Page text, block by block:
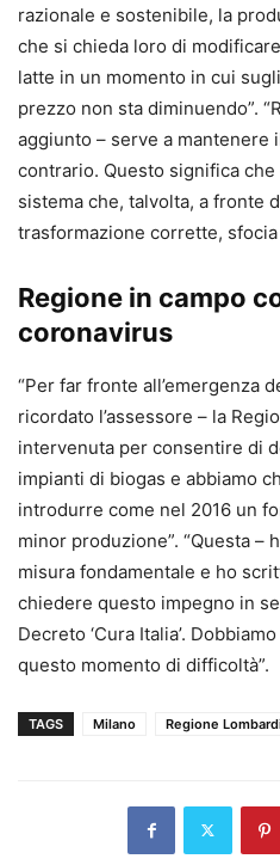
razionale e sostenibile, la
che si chieda loro di
latte in un momento in cui
prezzo non sta diminuendo”.
aggiunto – serve a mantenere
contrario. Questo significa che
sistema che, talvolta, a fronte
trasformazione corrette, sfocia
Regione in campo
coronavirus
“Per far fronte all’emergenza
ricordato l’assessore – la
intervenuta per consentire di
impianti di biogas e abbiamo
introdurre come nel 2016 un
minor produzione”. “Questa –
misura fondamentale e ho
chiedere questo impegno in
Decreto ‘Cura Italia’.
questo momento di difficoltà”.
TAGS Milano Regione